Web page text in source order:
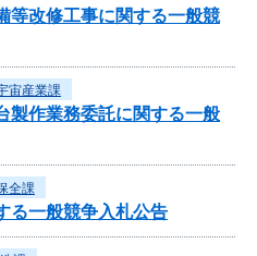
等改修工事に関する一般競
宙産業課
製作業務委託に関する一般
全課
る一般競争入札公告